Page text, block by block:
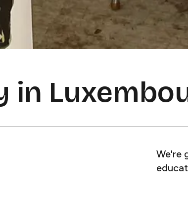
We're
education, culture, and more.